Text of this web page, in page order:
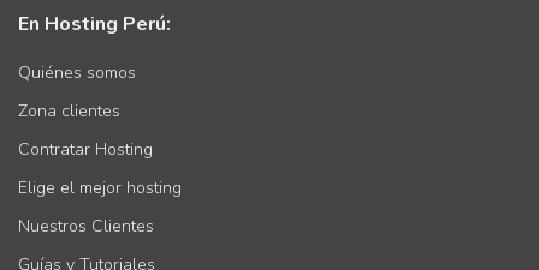
En Hosting Perú:
Quiénes somos
Zona clientes
Contratar Hosting
Elige el mejor hosting
Nuestros Clientes
Guías y Tutoriales